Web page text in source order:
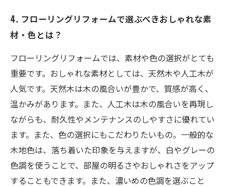
4. フローリングリフォームで選ぶべきおしゃれな素
材・色とは？
フローリングリフォームでは、素材や色の選択がとても
重要です。おしゃれな素材としては、天然木や人工木が
人気です。天然木は木の風合いが豊かで、質感が高く、
温かみがあります。また、人工木は木の風合いを再現し
ながらも、耐久性やメンテナンスのしやすさに優れてい
ます。また、色の選択にもこだわりたいもの。一般的な
木地色は、落ち着いた印象を与えますが、白やグレーの
色調を使うことで、部屋の明るさやおしゃれさをアップ
することもできます。また、濃いめの色調を選ぶこと